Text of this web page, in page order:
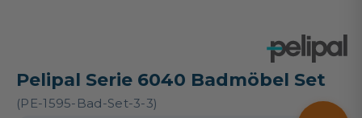
Pelipal Serie 6040 Badmöbel Set
(PE-1595-Bad-Set-3-3)